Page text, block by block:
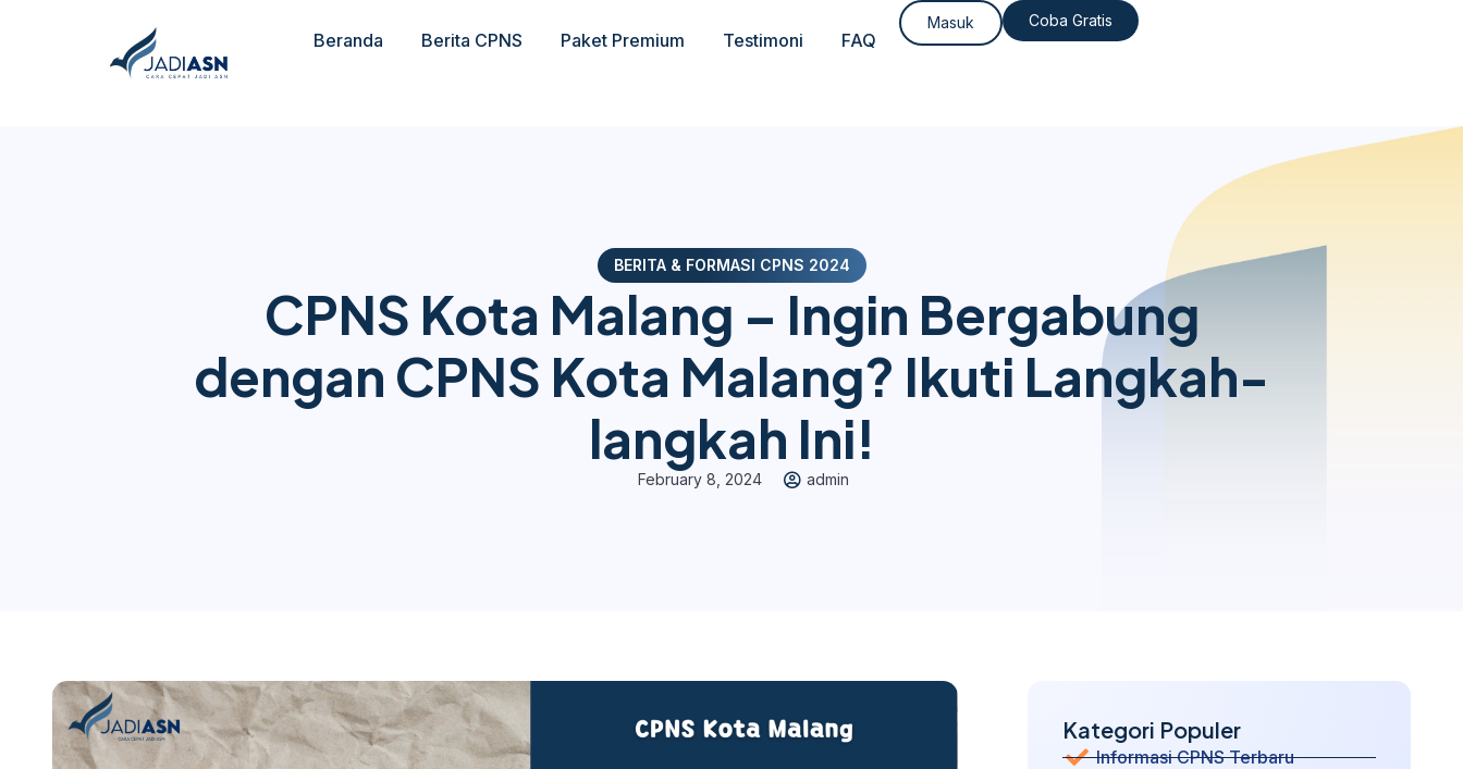
Beranda Berita CPNS Paket Premium Testimoni FAQ
Masuk Coba Gratis
BERITA & FORMASI CPNS 2024
CPNS Kota Malang – Ingin Bergabung
dengan CPNS Kota Malang? Ikuti Langkah-
langkah Ini!
February 8, 2024 admin
Kategori Populer
Informasi CPNS Terbaru